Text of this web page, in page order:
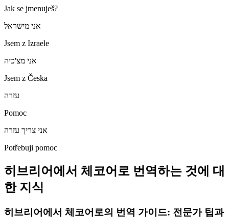
Jak se jmenuješ?
אני מישראל
Jsem z Izraele
אני מצ'כיה
Jsem z Česka
עזרה
Pomoc
אני צריך עזרה
Potřebuji pomoc
히브리어에서 체코어로 번역하는 것에 대
한 지식
히브리어에서 체코어로의 번역 가이드: 전문가 팁과